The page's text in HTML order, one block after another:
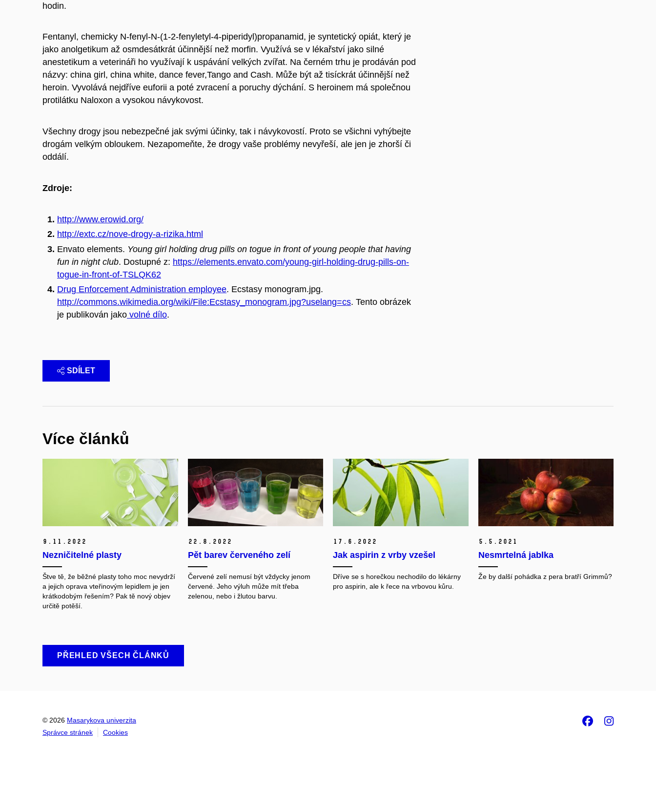
hodin.
Fentanyl, chemicky N-fenyl-N-(1-2-fenyletyl-4-piperidyl)propanamid, je syntetický opiát, který je
jako anolgetikum až osmdesátkrát účinnější než morfin. Využívá se v lékařství jako silné
anestetikum a veterináři ho využívají k uspávání velkých zvířat. Na černém trhu je prodáván pod
názvy: china girl, china white, dance fever,Tango and Cash. Může být až tisíckrát účinnější než
heroin. Vyvolává nejdříve euforii a poté zvracení a poruchy dýchání. S heroinem má společnou
protilátku Naloxon a vysokou návykovost.
Všechny drogy jsou nebezpečné jak svými účinky, tak i návykovostí. Proto se všichni vyhýbejte
drogám velkým obloukem. Nezapomeňte, že drogy vaše problémy nevyřeší, ale jen je zhorší či
oddálí.
Zdroje:
http://www.erowid.org/
http://extc.cz/nove-drogy-a-rizika.html
Envato elements. Young girl holding drug pills on togue in front of young people that having
fun in night club. Dostupné z: https://elements.envato.com/young-girl-holding-drug-pills-on-
togue-in-front-of-TSLQK62
Drug Enforcement Administration employee. Ecstasy monogram.jpg.
http://commons.wikimedia.org/wiki/File:Ecstasy_monogram.jpg?uselang=cs. Tento obrázek
je publikován jako volné dílo.
SDÍLET
Více článků
9. 11. 2022
Nezničitelné plasty
Štve tě, že běžné plasty toho moc nevydrží
a jejich oprava vteřinovým lepidlem je jen
krátkodobým řešením? Pak tě nový objev
určitě potěší.
22. 8. 2022
Pět barev červeného zelí
Červené zelí nemusí být vždycky jenom
červené. Jeho výluh může mít třeba
zelenou, nebo i žlutou barvu.
17. 6. 2022
Jak aspirin z vrby vzešel
Dříve se s horečkou nechodilo do lékárny
pro aspirin, ale k řece na vrbovou kůru.
5. 5. 2021
Nesmrtelná jablka
Že by další pohádka z pera bratří Grimmů?
PŘEHLED VŠECH ČLÁNKŮ
© 2026 Masarykova univerzita
Správce stránek
Cookies
Facebook